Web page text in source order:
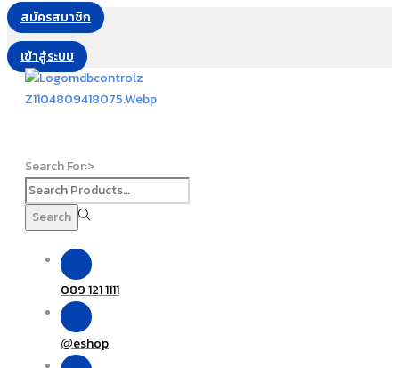
สมัครสมาชิก
เข้าสู่ระบบ
Search For:>
Search
089 121 1111
@eshop